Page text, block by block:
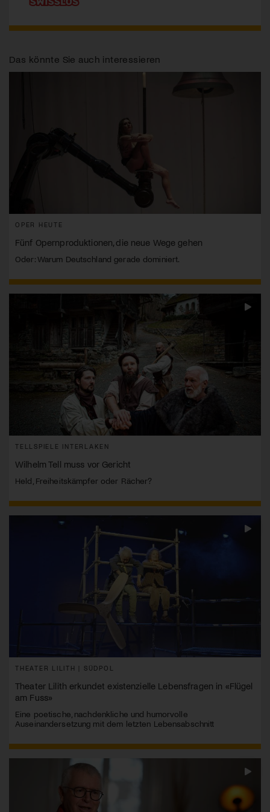
Das könnte Sie auch interessieren
OPER HEUTE
Fünf Opernproduktionen, die neue Wege gehen
Oder: Warum Deutschland gerade dominiert.
TELLSPIELE INTERLAKEN
Wilhelm Tell muss vor Gericht
Held, Freiheitskämpfer oder Rächer?
THEATER LILITH | SÜDPOL
Theater Lilith erkundet existenzielle Lebensfragen in «Flügel
am Fuss»
Eine poetische, nachdenkliche und humorvolle
Auseinandersetzung mit dem letzten Lebensabschnitt